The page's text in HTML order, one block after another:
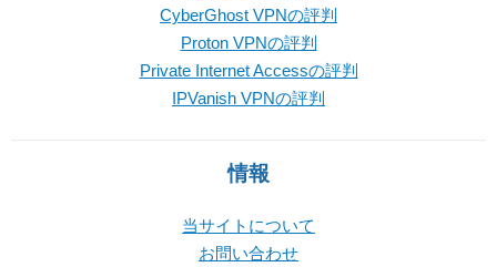
CyberGhost VPNの評判
Proton VPNの評判
Private Internet Accessの評判
IPVanish VPNの評判
情報
当サイトについて
お問い合わせ